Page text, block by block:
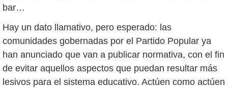
bar…
Hay un dato llamativo, pero esperado: las
comunidades gobernadas por el Partido Popular ya
han anunciado que van a publicar normativa, con el fin
de evitar aquellos aspectos que puedan resultar más
lesivos para el sistema educativo. Actúen como actúen